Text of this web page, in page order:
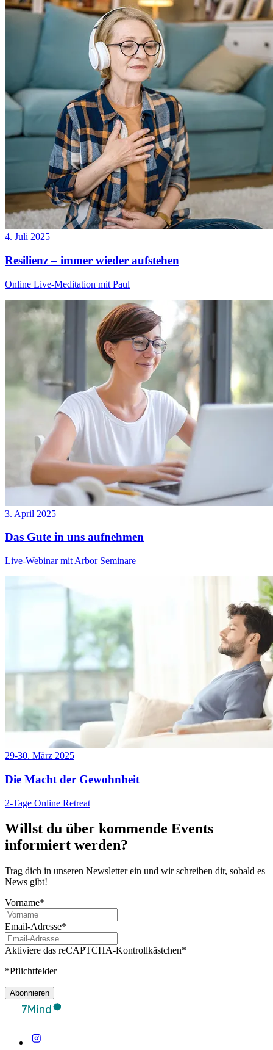
4. Juli 2025
Resilienz – immer wieder aufstehen
Online Live-Meditation mit Paul
3. April 2025
Das Gute in uns aufnehmen
Live-Webinar mit Arbor Seminare
29-30. März 2025
Die Macht der Gewohnheit
2-Tage Online Retreat
Willst du über kommende Events
informiert werden?
Trag dich in unseren Newsletter ein und wir schreiben dir, sobald es
News gibt!
Vorname*
Email-Adresse*
Aktiviere das reCAPTCHA-Kontrollkästchen*
*Pflichtfelder
Abonnieren